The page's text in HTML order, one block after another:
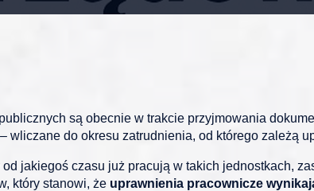
są obecnie w trakcie przyjmowania
wliczane do okresu zatrudnienia, od którego zależą
jakiegoś czasu już pracują w takich jednostkach,
który stanowi, że uprawnienia pracownicze